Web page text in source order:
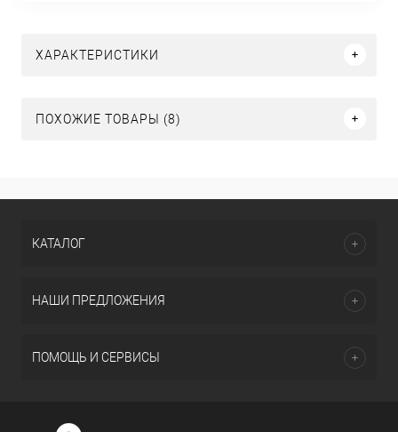
ХАРАКТЕРИСТИКИ
ПОХОЖИЕ ТОВАРЫ (8)
КАТАЛОГ
НАШИ ПРЕДЛОЖЕНИЯ
ПОМОЩЬ И СЕРВИСЫ